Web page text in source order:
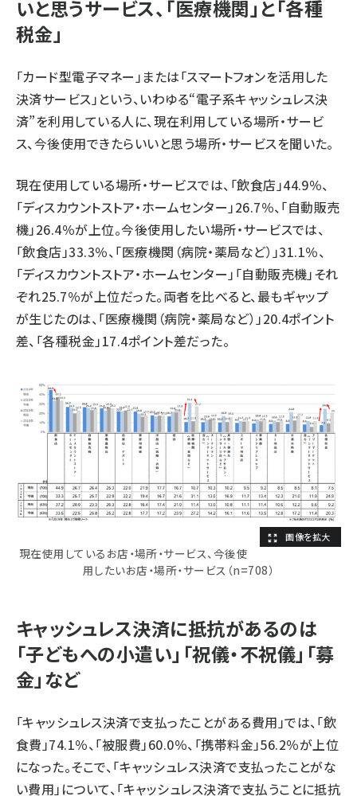
いと思うサービス、「医療機関」と「各種
税金」
「カード型電子マネー」または「スマートフォンを活用した
決済サービス」という、いわゆる“電子系キャッシュレス決
済”を利用している人に、現在利用している場所・サービ
ス、今後使用できたらいいと思う場所・サービスを聞いた。
現在使用している場所・サービスでは、「飲食店」44.9％、
「ディスカウントストア・ホームセンター」26.7％、「自動販売
機」26.4％が上位。今後使用したい場所・サービスでは、
「飲食店」33.3％、「医療機関（病院・薬局など）」31.1％、
「ディスカウントストア・ホームセンター」「自動販売機」それ
ぞれ25.7％が上位だった。両者を比べると、最もギャップ
が生じたのは、「医療機関（病院・薬局など）」20.4ポイント
差、「各種税金」17.4ポイント差だった。
現在使用しているお店・場所・サービス、今後使
用したいお店・場所・サービス（n=708）
キャッシュレス決済に抵抗があるのは
「子どもへの小遣い」「祝儀・不祝儀」「募
金」など
「キャッシュレス決済で支払ったことがある費用」では、「飲
食費」74.1％、「被服費」60.0％、「携帯料金」56.2％が上位
になった。そこで、「キャッシュレス決済で支払ったことがな
い費用」について、「キャッシュレス決済で支払うことに抵抗